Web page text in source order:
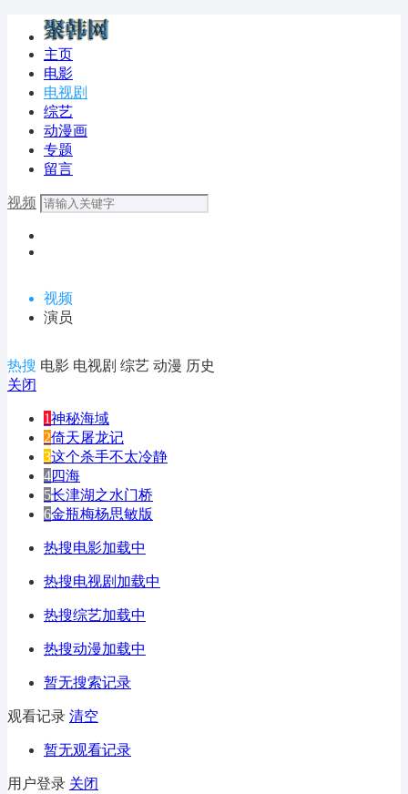
主页
电影
电视剧
综艺
动漫画
专题
留言
视频
视频
演员
热搜 电影 电视剧 综艺 动漫 历史
关闭
1神秘海域
2倚天屠龙记
3这个杀手不太冷静
4四海
5长津湖之水门桥
6金瓶梅杨思敏版
热搜电影加载中
热搜电视剧加载中
热搜综艺加载中
热搜动漫加载中
暂无搜索记录
观看记录 清空
暂无观看记录
用户登录 关闭